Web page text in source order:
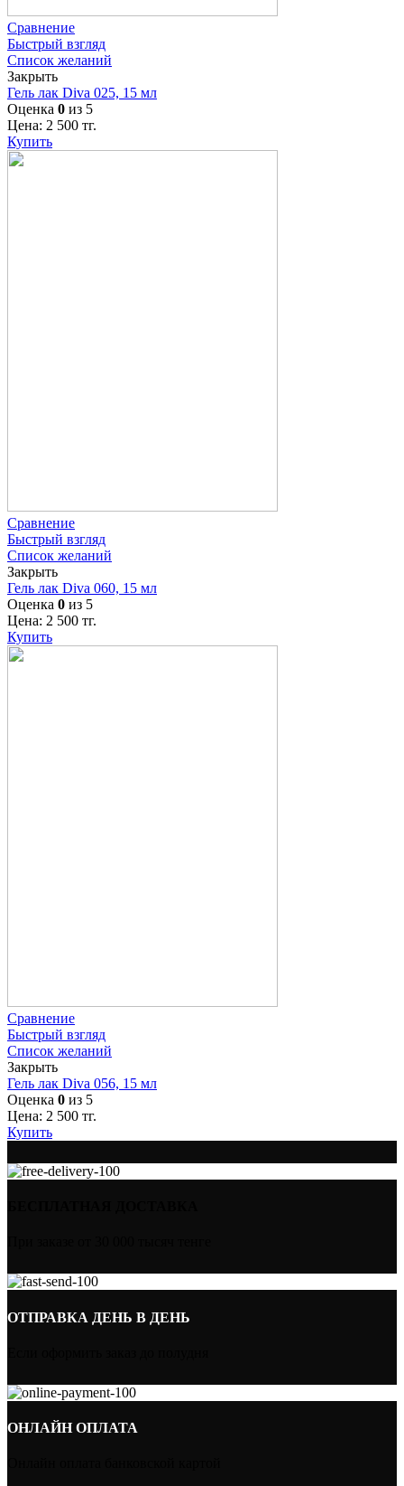
Сравнение
Быстрый взгляд
Список желаний
Закрыть
Гель лак Diva 025, 15 мл
Оценка 0 из 5
Цена: 2 500 тг.
Купить
Сравнение
Быстрый взгляд
Список желаний
Закрыть
Гель лак Diva 060, 15 мл
Оценка 0 из 5
Цена: 2 500 тг.
Купить
Сравнение
Быстрый взгляд
Список желаний
Закрыть
Гель лак Diva 056, 15 мл
Оценка 0 из 5
Цена: 2 500 тг.
Купить
ОТПРАВКА ДЕНЬ В ДЕНЬ
ОНЛАЙН ОПЛАТА